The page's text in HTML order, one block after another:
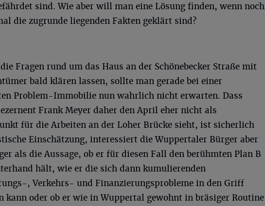
sind. Wie aber will man eine Lösung finden, wenn noch
die zugrunde liegenden Fakten geklärt sind?
Fragen rund um das Haus an der Schönebecker Straße mit
bald klären lassen, sollte man gerade bei einer
Problem-Immobilie nun wahrlich nicht erwarten. Dass
Frank Meyer daher den April eher nicht als
für die Arbeiten an der Loher Brücke sieht, ist sicherlich
Einschätzung, interessiert die Wuppertaler Bürger aber
als die Aussage, ob er für diesen Fall den berühmten Plan B
hält, wie er die sich dann kumulierenden
, Verkehrs- und Finanzierungsprobleme in den Griff
kann oder ob er wie in Wuppertal gewohnt in bräsiger Routine